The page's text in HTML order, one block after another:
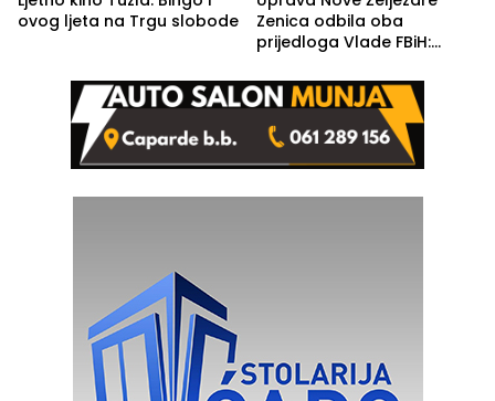
ovog ljeta na Trgu slobode
Zenica odbila oba
prijedloga Vlade FBiH:
rješenje